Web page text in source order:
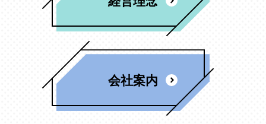
会社案内